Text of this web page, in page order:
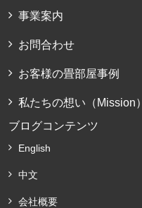
事業案内
お問合わせ
お客様の畳部屋事例
私たちの想い（Mission）
ブログコンテンツ
English
中文
会社概要